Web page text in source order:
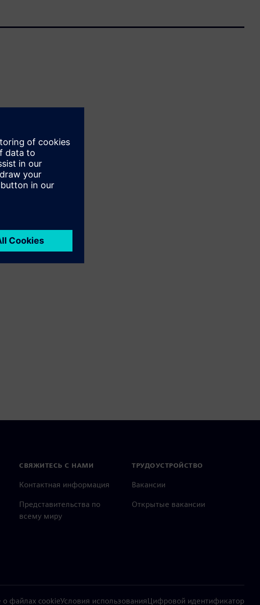
СВЯЖИТЕСЬ С НАМИ
Контактная информация
Представительства по
всему миру
ТРУДОУСТРОЙСТВО
Вакансии
Открытые вакансии
файлах cookieУсловия использованияЦифровой идентификатор